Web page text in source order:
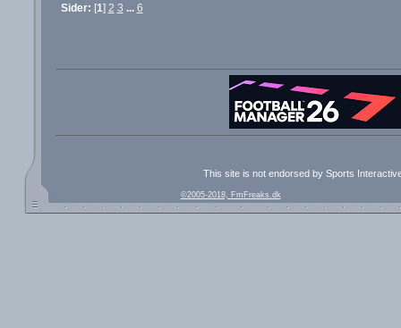
Sider: [1] 2 3 ... 6
This site is not endorsed by Sports
©2005-2018, FmFreaks.dk